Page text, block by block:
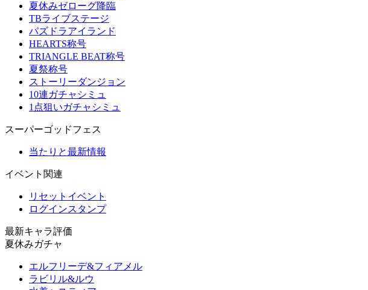
夏休みゼローグ降臨
TBライブステージ
パズドラアイランド
HEARTS称号
TRIANGLE BEAT称号
夏祭称号
ストーリーダンジョン
10連ガチャシミュ
1点狙いガチャシミュ
スーパーゴッドフェス
当たりと最新情報
イベント関連
リセットイベント
ログインスタンプ
最新キャラ評価
夏休みガチャ
エルフリーデ&フィアメル
ラビリル&ルウ